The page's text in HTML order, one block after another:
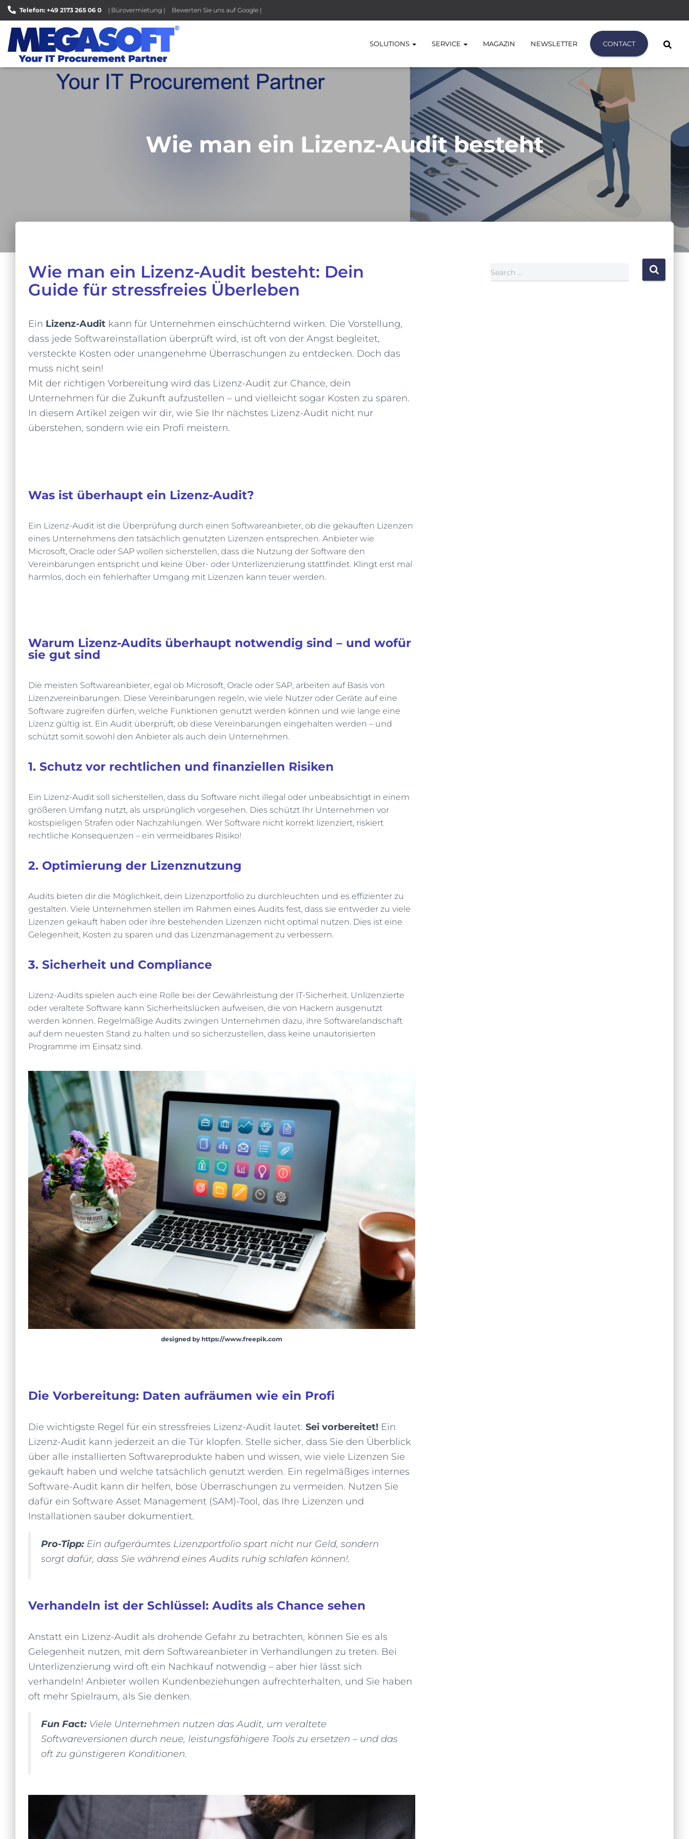
Telefon: +49 2173 265 06 0 | Bürovermietung | Bewerten Sie uns auf Google |
SOLUTIONS SERVICE MAGAZIN NEWSLETTER CONTACT
Wie man ein Lizenz-Audit besteht
Wie man ein Lizenz-Audit besteht: Dein
Guide für stressfreies Überleben
Ein Lizenz-Audit kann für Unternehmen einschüchternd wirken. Die Vorstellung,
dass jede Softwareinstallation überprüft wird, ist oft von der Angst begleitet,
versteckte Kosten oder unangenehme Überraschungen zu entdecken. Doch das
muss nicht sein!
Mit der richtigen Vorbereitung wird das Lizenz-Audit zur Chance, dein
Unternehmen für die Zukunft aufzustellen – und vielleicht sogar Kosten zu sparen.
In diesem Artikel zeigen wir dir, wie Sie Ihr nächstes Lizenz-Audit nicht nur
überstehen, sondern wie ein Profi meistern.
Was ist überhaupt ein Lizenz-Audit?
Ein Lizenz-Audit ist die Überprüfung durch einen Softwareanbieter, ob die gekauften Lizenzen
eines Unternehmens den tatsächlich genutzten Lizenzen entsprechen. Anbieter wie
Microsoft, Oracle oder SAP wollen sicherstellen, dass die Nutzung der Software den
Vereinbarungen entspricht und keine Über- oder Unterlizenzierung stattfindet. Klingt erst mal
harmlos, doch ein fehlerhafter Umgang mit Lizenzen kann teuer werden.
Warum Lizenz-Audits überhaupt notwendig sind – und wofür
sie gut sind
Die meisten Softwareanbieter, egal ob Microsoft, Oracle oder SAP, arbeiten auf Basis von
Lizenzvereinbarungen. Diese Vereinbarungen regeln, wie viele Nutzer oder Geräte auf eine
Software zugreifen dürfen, welche Funktionen genutzt werden können und wie lange eine
Lizenz gültig ist. Ein Audit überprüft, ob diese Vereinbarungen eingehalten werden – und
schützt somit sowohl den Anbieter als auch dein Unternehmen.
1. Schutz vor rechtlichen und finanziellen Risiken
Ein Lizenz-Audit soll sicherstellen, dass du Software nicht illegal oder unbeabsichtigt in einem
größeren Umfang nutzt, als ursprünglich vorgesehen. Dies schützt Ihr Unternehmen vor
kostspieligen Strafen oder Nachzahlungen. Wer Software nicht korrekt lizenziert, riskiert
rechtliche Konsequenzen – ein vermeidbares Risiko!
2. Optimierung der Lizenznutzung
Audits bieten dir die Möglichkeit, dein Lizenzportfolio zu durchleuchten und es effizienter zu
gestalten. Viele Unternehmen stellen im Rahmen eines Audits fest, dass sie entweder zu viele
Lizenzen gekauft haben oder ihre bestehenden Lizenzen nicht optimal nutzen. Dies ist eine
Gelegenheit, Kosten zu sparen und das Lizenzmanagement zu verbessern.
3. Sicherheit und Compliance
Lizenz-Audits spielen auch eine Rolle bei der Gewährleistung der IT-Sicherheit. Unlizenzierte
oder veraltete Software kann Sicherheitslücken aufweisen, die von Hackern ausgenutzt
werden können. Regelmäßige Audits zwingen Unternehmen dazu, ihre Softwarelandschaft
auf dem neuesten Stand zu halten und so sicherzustellen, dass keine unautorisierten
Programme im Einsatz sind.
designed by https://www.freepik.com
Die Vorbereitung: Daten aufräumen wie ein Profi
Die wichtigste Regel für ein stressfreies Lizenz-Audit lautet: Sei vorbereitet! Ein
Lizenz-Audit kann jederzeit an die Tür klopfen. Stelle sicher, dass Sie den Überblick
über alle installierten Softwareprodukte haben und wissen, wie viele Lizenzen Sie
gekauft haben und welche tatsächlich genutzt werden. Ein regelmäßiges internes
Software-Audit kann dir helfen, böse Überraschungen zu vermeiden. Nutzen Sie
dafür ein Software Asset Management (SAM)-Tool, das Ihre Lizenzen und
Installationen sauber dokumentiert.
Pro-Tipp: Ein aufgeräumtes Lizenzportfolio spart nicht nur Geld, sondern
sorgt dafür, dass Sie während eines Audits ruhig schlafen können!.
Verhandeln ist der Schlüssel: Audits als Chance sehen
Anstatt ein Lizenz-Audit als drohende Gefahr zu betrachten, können Sie es als
Gelegenheit nutzen, mit dem Softwareanbieter in Verhandlungen zu treten. Bei
Unterlizenzierung wird oft ein Nachkauf notwendig – aber hier lässt sich
verhandeln! Anbieter wollen Kundenbeziehungen aufrechterhalten, und Sie haben
oft mehr Spielraum, als Sie denken.
Fun Fact: Viele Unternehmen nutzen das Audit, um veraltete
Softwareversionen durch neue, leistungsfähigere Tools zu ersetzen – und das
oft zu günstigeren Konditionen.
Search …